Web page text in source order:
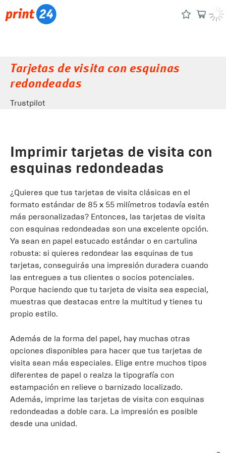
Tarjetas de visita con esquinas
redondeadas
Trustpilot
Imprimir tarjetas de visita con
esquinas redondeadas
¿Quieres que tus tarjetas de visita clásicas en el
formato estándar de 85 x 55 milímetros todavía estén
más personalizadas? Entonces, las tarjetas de visita
con esquinas redondeadas son una excelente opción.
Ya sean en papel estucado estándar o en cartulina
robusta: si quieres redondear las esquinas de tus
tarjetas, conseguirás una impresión duradera cuando
las entregues a tus clientes o socios potenciales.
Porque haciendo que tu tarjeta de visita sea especial,
muestras que destacas entre la multitud y tienes tu
propio estilo.
Además de la forma del papel, hay muchas otras
opciones disponibles para hacer que tus tarjetas de
visita sean más especiales. Elige entre muchos tipos
diferentes de papel o realza la tipografía con
estampación en relieve o barnizado localizado.
Además, imprime las tarjetas de visita con esquinas
redondeadas a doble cara. La impresión es posible
desde una unidad.